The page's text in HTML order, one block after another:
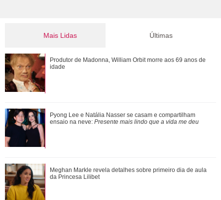
Mais Lidas
Pyong Lee e Natália Nasser se casam e compartilham
ensaio na neve: Presente mais lindo que a...
Ele cresceu! Veja evolução de Marcelo Sangalo, filho de
Ivete Sangalo e Daniel Cady
Meghan Markle revela detalhes sobre primeiro dia de aula
da Princesa Lilibet
Últimas
Produtor de Madonna, William Orbit morre aos 69 anos de
idade
Pyong Lee e Natália Nasser se casam e compartilham
ensaio na neve: Presente mais lindo que a vida me deu
Meghan Markle revela detalhes sobre primeiro dia de aula
da Princesa Lilibet